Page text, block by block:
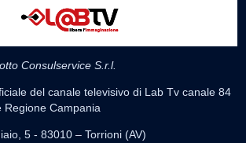
Consulservice S.r.l.
del canale televisivo di Lab Tv canale 84
Regione Campania
5 - 83010 – Torrioni (AV)